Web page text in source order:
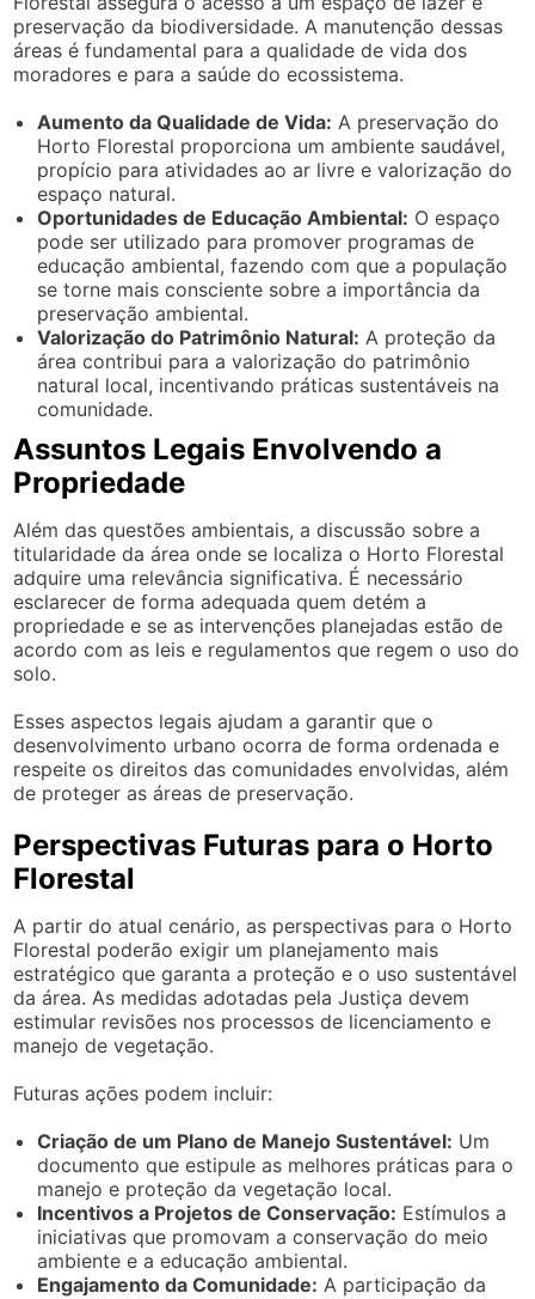
preservação da biodiversidade. A manutenção dessas
áreas é fundamental para a qualidade de vida dos
moradores e para a saúde do ecossistema.
Aumento da Qualidade de Vida: A preservação do
Horto Florestal proporciona um ambiente saudável,
propício para atividades ao ar livre e valorização do
espaço natural.
Oportunidades de Educação Ambiental: O espaço
pode ser utilizado para promover programas de
educação ambiental, fazendo com que a população
se torne mais consciente sobre a importância da
preservação ambiental.
Valorização do Patrimônio Natural: A proteção da
área contribui para a valorização do patrimônio
natural local, incentivando práticas sustentáveis na
comunidade.
Assuntos Legais Envolvendo a
Propriedade
Além das questões ambientais, a discussão sobre a
titularidade da área onde se localiza o Horto Florestal
adquire uma relevância significativa. É necessário
esclarecer de forma adequada quem detém a
propriedade e se as intervenções planejadas estão de
acordo com as leis e regulamentos que regem o uso do
solo.
Esses aspectos legais ajudam a garantir que o
desenvolvimento urbano ocorra de forma ordenada e
respeite os direitos das comunidades envolvidas, além
de proteger as áreas de preservação.
Perspectivas Futuras para o Horto
Florestal
A partir do atual cenário, as perspectivas para o Horto
Florestal poderão exigir um planejamento mais
estratégico que garanta a proteção e o uso sustentável
da área. As medidas adotadas pela Justiça devem
estimular revisões nos processos de licenciamento e
manejo de vegetação.
Futuras ações podem incluir:
Criação de um Plano de Manejo Sustentável: Um
documento que estipule as melhores práticas para o
manejo e proteção da vegetação local.
Incentivos a Projetos de Conservação: Estímulos a
iniciativas que promovam a conservação do meio
ambiente e a educação ambiental.
Engajamento da Comunidade: A participação da